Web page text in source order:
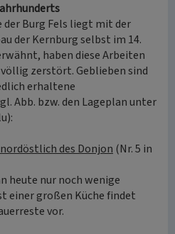
Burg Fels liegt mit der
der Kernburg selbst im 14.
haben diese Arbeiten
zerstört. Geblieben sind
erhaltene
Abb. bzw. den Lageplan unter
des Donjon (Nr. 5 in
heute nur noch wenige
einer großen Küche findet
vor.